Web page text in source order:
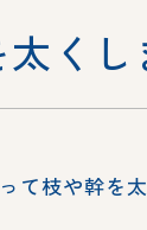
くし
て枝や幹を